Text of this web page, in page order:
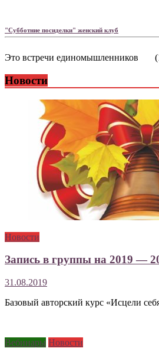
"Субботние посиделки" женский клуб
Это встречи единомышленников (1
Новости
Новости
Запись в группы на 2019 —
31.08.2019
Базовый авторский курс «Исцели
Вебинары Новости